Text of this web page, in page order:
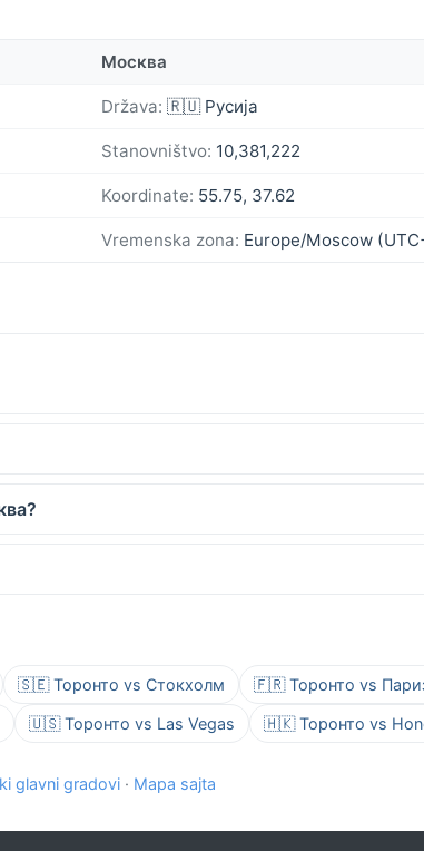
Москва
Država: 🇷🇺 Русија
Stanovništvo: 10,381,222
Koordinate: 55.75, 37.62
Vremenska zona: Europe/Moscow
🇸🇪 Торонто vs Стокхолм 🇫🇷 Торонто vs
🇺🇸 Торонто vs Las Vegas 🇭🇰 Торонто vs
glavni gradovi · Mapa sajta